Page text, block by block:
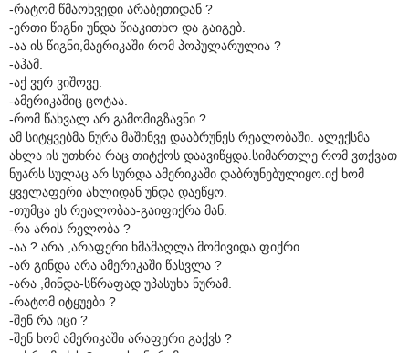
-რატომ წმაოხვედი არაბეთიდან ?
-ერთი წიგნი უნდა წიაკითხო და გაიგებ.
-აა ის წიგნი,მაერიკაში რომ პოპულარულია ?
-აჰამ.
-აქ ვერ ვიშოვე.
-ამერიკაშიც ცოტაა.
-რომ წახვალ არ გამომიგზავნი ?
ამ სიტყვებმა ნურა მაშინვე დააბრუნეს რეალობაში. ალექსმა
ახლა ის უთხრა რაც თიტქოს დაავიწყდა.სიმართლე რომ ვთქვათ
ნუარს სულაც არ სურდა ამერიკაში დაბრუნებულიყო.იქ ხომ
ყველაფერი ახლიდან უნდა დაეწყო.
-თუმცა ეს რეალობაა-გაიფიქრა მან.
-რა არის რელობა ?
-აა ? არა ,არაფერი ხმამაღლა მომივიდა ფიქრი.
-არ გინდა არა ამერიკაში წასვლა ?
-არა ,მინდა-სწრაფად უპასუხა ნურამ.
-რატომ იტყუები ?
-შენ რა იცი ?
-შენ ხომ ამერიკაში არაფერი გაქვს ?